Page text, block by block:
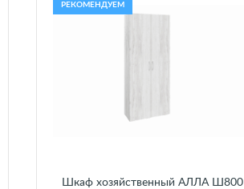
РЕКОМЕНДУЕМ
Шкаф хозяйственный АЛЛА Ш800